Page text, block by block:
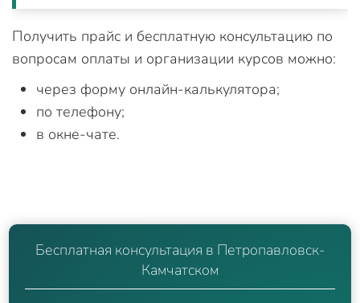
Получить прайс и бесплатную консультацию по
вопросам оплаты и организации курсов можно:
через форму онлайн-калькулятора;
по телефону;
в окне-чате.
Бесплатная консультация в Петропавловск-
Камчатском